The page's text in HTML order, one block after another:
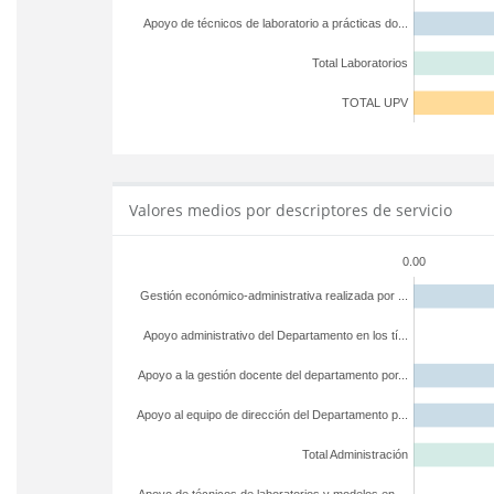
TOTAL UPV
Total Laboratorios
Apoyo de técnicos de laboratorio a prácticas do...
Valores medios por descriptores de servicio
0.00
Total Administración
Apoyo al equipo de dirección del Departamento p...
Apoyo a la gestión docente del departamento por...
Apoyo administrativo del Departamento en los tí...
Gestión económico-administrativa realizada por ...